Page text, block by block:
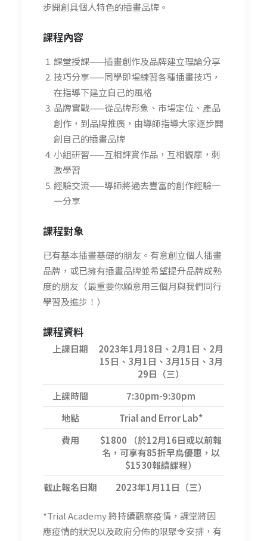
步開創具個人特色的插畫品牌。
課程內容
課堂授課——插畫創作及品牌建立理論分享
技巧分享——同學即場練習各種插畫技巧，
在指導下建立自己的風格
品牌實戰——從品牌形象、市場定位、產品
創作，到品牌推廣，由導師指導大家逐步開
創自己的插畫品牌
小組研習——互相評賞作品，互相觀摩，刺
激學習
經驗交流——導師將過去豐富的創作經驗一
一分享
課程對象
已有基本插畫基礎的朋友。有意創立個人插畫
品牌，或已擁有插畫品牌並希望提升品牌成熟
度的朋友（最重要你願意用三個月與我們同行
學習及進步！）
課程資料
上課日期
2023年1月18日、2月1日、2月
15日、3月1日、3月15日、3月
29日（三）
上課時間
7:30pm-9:30pm
地點
Trial and Error Lab*
費用
$1800 （於12月16日或以前報
名，可享有85折早鳥優惠，以
$1530報讀課程）
截止報名日期
2023年1月11日（三）
*Trial Academy 將持續觀察疫情，課堂將因
應疫情的狀況以及政府分佈的限聚令安排，有